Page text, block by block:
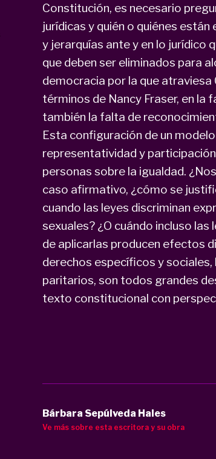
Constitución, es necesario
jurídicas y quién o quiénes
y jerarquías ante y en lo jurídico
que deben ser eliminados para
democracia por la que atraviesa
términos de Nancy Fraser, en la
también la falta de
Esta configuración de un
representatividad y
personas sobre la igualdad.
caso afirmativo, ¿cómo se
cuando las leyes discriminan
sexuales? ¿O cuándo incluso
de aplicarlas producen efectos
derechos específicos y
paritarios, son todos grandes
texto constitucional con
Bárbara Sepúlveda Hales
Ve más sobre esta escritora y su obra